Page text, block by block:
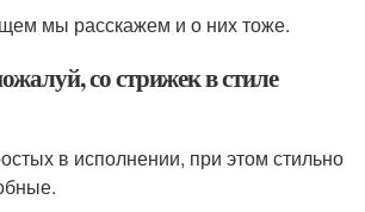
мы расскажем и о них тоже.
со стрижек в стиле
в исполнении, при этом стильно